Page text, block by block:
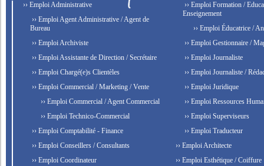
›› Emploi Administrative
›› Emploi Agent Administrative / Agent de
Bureau
›› Emploi Archiviste
›› Emploi Assistante de Direction / Secrétaire
›› Emploi Chargé(e)s Clientèles
›› Emploi Commercial / Marketing / Vente
›› Emploi Commercial / Agent Commercial
›› Emploi Technico-Commercial
›› Emploi Comptabilité - Finance
›› Emploi Conseillers / Consultants
›› Emploi Coordinateur
›› Emploi Formation /
Enseignement
›› Emploi Éducatrice /
›› Emploi Gestionnaire /
›› Emploi Journaliste
›› Emploi Journaliste /
›› Emploi Juridique
›› Emploi Ressources
›› Emploi Superviseurs
›› Emploi Traducteur
›› Emploi Architecte
›› Emploi Esthétique / Coiffure